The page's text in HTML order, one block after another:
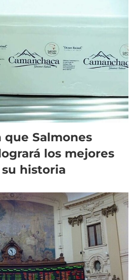
que Salmones
los mejores
historia